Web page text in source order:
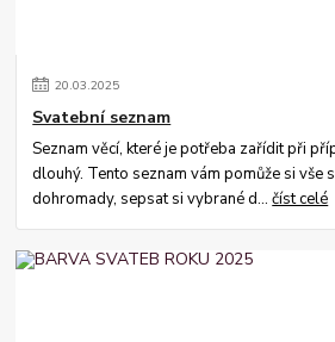
20.03.2025
Svatební seznam
Seznam věcí, které je potřeba zařídit při
dlouhý. Tento seznam vám pomůže si vše
dohromady, sepsat si vybrané d...číst celé